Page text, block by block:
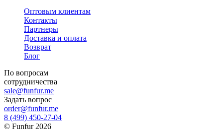
Оптовым клиентам
Контакты
Партнеры
Доставка и оплата
Возврат
Блог
По вопросам
сотрудничества
sale@funfur.me
Задать вопрос
order@funfur.me
8 (499) 450-27-04
© Funfur 2026